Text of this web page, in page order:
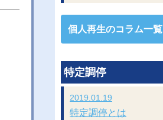
個人再生のコラム一覧
特定調停
2019.01.19
特定調停とは